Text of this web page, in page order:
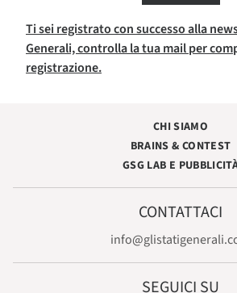
Ti sei registrato con successo alla
Generali, controlla la tua mail per
registrazione.
CHI SIAMO
BRAINS & CONTEST
GSG LAB E
CONTATTACI
SEGUICI SU